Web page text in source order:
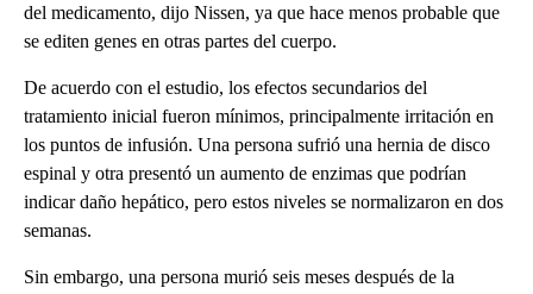
del medicamento, dijo Nissen, ya que hace menos probable que
se editen genes en otras partes del cuerpo.
De acuerdo con el estudio, los efectos secundarios del
tratamiento inicial fueron mínimos, principalmente irritación en
los puntos de infusión. Una persona sufrió una hernia de disco
espinal y otra presentó un aumento de enzimas que podrían
indicar daño hepático, pero estos niveles se normalizaron en dos
semanas.
Sin embargo, una persona murió seis meses después de la